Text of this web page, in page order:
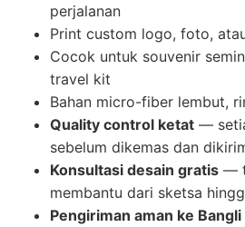
perjalanan
Print custom logo, foto,
Cocok untuk souvenir
travel kit
Bahan micro-fiber lembut,
Quality control ketat —
sebelum dikemas dan
Konsultasi desain gratis —
membantu dari sketsa
Pengiriman aman ke Bangli